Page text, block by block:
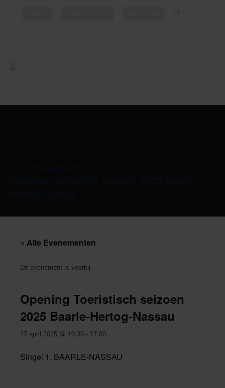
FR
« Alle Evenementen
Dit evenement is voorbij.
Opening Toeristisch seizoen
2025 Baarle-Hertog-Nassau
27 april 2025 @ 10:30 - 17:00
Singel 1, BAARLE-NASSAU